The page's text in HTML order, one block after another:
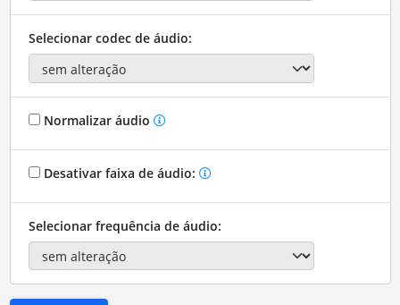
Selecionar codec de áudio:
Normalizar áudio
Desativar faixa de áudio:
Selecionar frequência de áudio: